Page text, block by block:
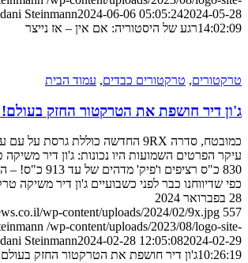
dani Steinmann2024-06-06 05:05:242024-05-28
14:02:09רגע של היסטוריה: אם אין – אז נייצר
טרקטורים, טרקטורים כבדים, עמוד הבית
ג'ון דיר חושפת את הטרקטור החזק בעולם!
עיקר הפרטים השמועות היו נכונות: ג'ון דיר
830 כ"ס רציפים
כפי שדיווחנו כבר לפני כשבועיים ג'ון דיר משיקה
28 בפברואר 2024
wp-content/uploads/2024/02/9x.jpg 557
/wp-content/uploads/2023/08/logo-site-
dani Steinmann2024-02-28 12:05:082024-02-29
10:26:19ג'ון דיר חושפת את הטרקטור החזק